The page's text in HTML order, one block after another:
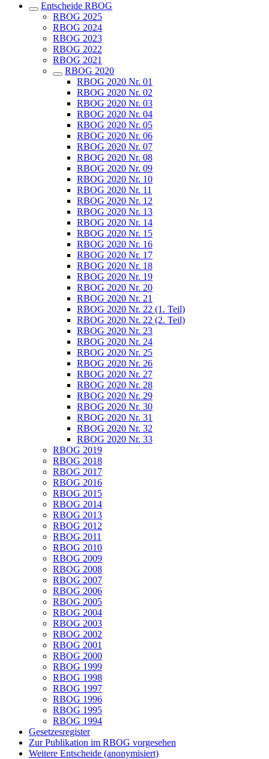
Entscheide RBOG
RBOG 2025
RBOG 2024
RBOG 2023
RBOG 2022
RBOG 2021
RBOG 2020
RBOG 2020 Nr. 01
RBOG 2020 Nr. 02
RBOG 2020 Nr. 03
RBOG 2020 Nr. 04
RBOG 2020 Nr. 05
RBOG 2020 Nr. 06
RBOG 2020 Nr. 07
RBOG 2020 Nr. 08
RBOG 2020 Nr. 09
RBOG 2020 Nr. 10
RBOG 2020 Nr. 11
RBOG 2020 Nr. 12
RBOG 2020 Nr. 13
RBOG 2020 Nr. 14
RBOG 2020 Nr. 15
RBOG 2020 Nr. 16
RBOG 2020 Nr. 17
RBOG 2020 Nr. 18
RBOG 2020 Nr. 19
RBOG 2020 Nr. 20
RBOG 2020 Nr. 21
RBOG 2020 Nr. 22 (1. Teil)
RBOG 2020 Nr. 22 (2. Teil)
RBOG 2020 Nr. 23
RBOG 2020 Nr. 24
RBOG 2020 Nr. 25
RBOG 2020 Nr. 26
RBOG 2020 Nr. 27
RBOG 2020 Nr. 28
RBOG 2020 Nr. 29
RBOG 2020 Nr. 30
RBOG 2020 Nr. 31
RBOG 2020 Nr. 32
RBOG 2020 Nr. 33
RBOG 2019
RBOG 2018
RBOG 2017
RBOG 2016
RBOG 2015
RBOG 2014
RBOG 2013
RBOG 2012
RBOG 2011
RBOG 2010
RBOG 2009
RBOG 2008
RBOG 2007
RBOG 2006
RBOG 2005
RBOG 2004
RBOG 2003
RBOG 2002
RBOG 2001
RBOG 2000
RBOG 1999
RBOG 1998
RBOG 1997
RBOG 1996
RBOG 1995
RBOG 1994
Gesetzesregister
Zur Publikation im RBOG vorgesehen
Weitere Entscheide (anonymisiert)